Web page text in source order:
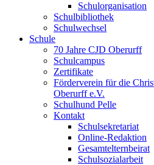
Schulorganisation
Schulbibliothek
Schulwechsel
Schule
70 Jahre CJD Oberurff
Schulcampus
Zertifikate
Förderverein für die
Oberurff e.V.
Schulhund Pelle
Kontakt
Schulsekretariat
Online-Redaktion
Gesamtelternbeirat
Schulsozialarbeit